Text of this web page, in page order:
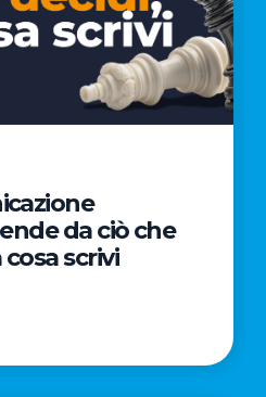
euroD'AMORE
AL
CINEMA
NELLA
CAMPAGNA
REGISTA
PREMIO
OSCAR®
da ciò che
scrivi